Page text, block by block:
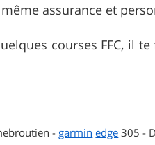
assurance et
courses FFC, il
- garmin edge 305 -